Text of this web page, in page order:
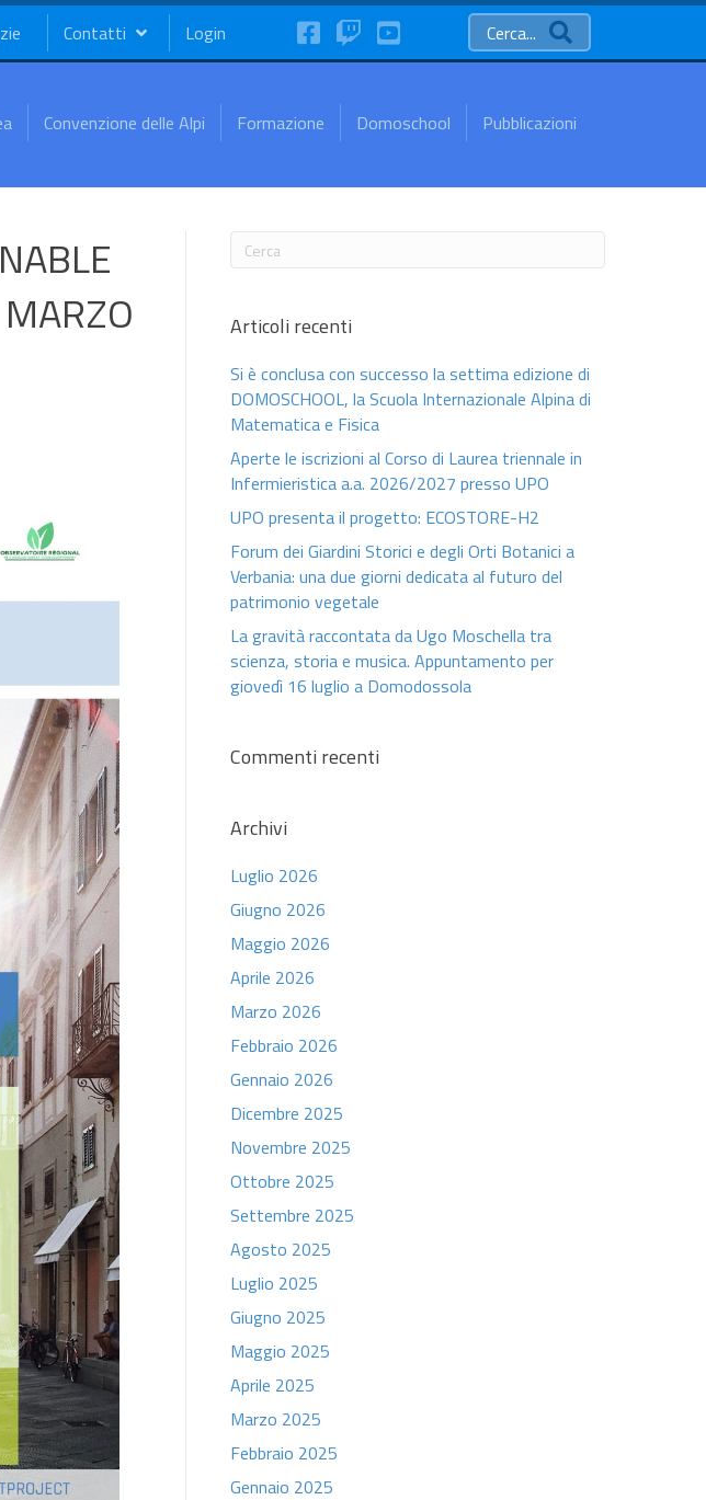
Contatti Login FaceBookTwitchYouTube Cerca...
Convenzione delle Alpi Formazione Domoschool Pubblicazioni
Articoli recenti
Si è conclusa con successo la settima edizione di
DOMOSCHOOL, la Scuola Internazionale Alpina di
Matematica e Fisica
Aperte le iscrizioni al Corso di Laurea triennale in
Infermieristica a.a. 2026/2027 presso UPO
UPO presenta il progetto: ECOSTORE-H2
Forum dei Giardini Storici e degli Orti Botanici a
Verbania: una due giorni dedicata al futuro del
patrimonio vegetale
La gravità raccontata da Ugo Moschella tra
scienza, storia e musica. Appuntamento per
giovedì 16 luglio a Domodossola
Commenti recenti
Archivi
Luglio 2026
Giugno 2026
Maggio 2026
Aprile 2026
Marzo 2026
Febbraio 2026
Gennaio 2026
Dicembre 2025
Novembre 2025
Ottobre 2025
Settembre 2025
Agosto 2025
Luglio 2025
Giugno 2025
Maggio 2025
Aprile 2025
Marzo 2025
Febbraio 2025
Gennaio 2025